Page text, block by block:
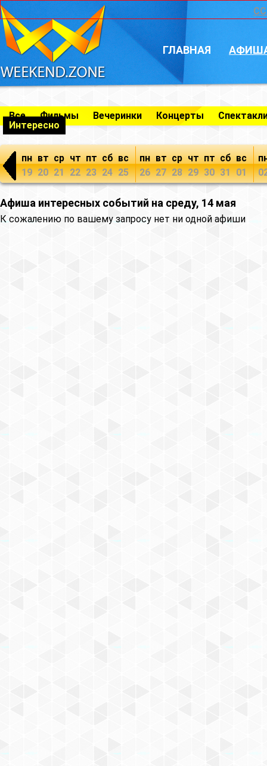
ГЛАВНАЯ
Все Фильмы Вечеринки Концерты
Интересно
пн
19
вт
20
ср
21
чт
22
пт
23
сб
24
вс
25
пн
26
вт
27
ср
28
чт
29
пт
30
сб
31
вс
01
Афиша интересных событий на среду, 14 мая
К сожалению по вашему запросу нет ни одной афиши